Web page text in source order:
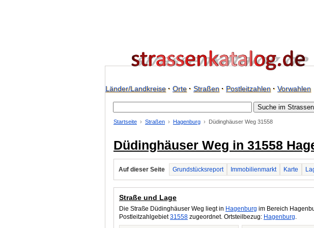
Länder/Landkreise· Orte· Straßen· Postleitzahlen· Vorwahlen
Startseite Straßen Hagenburg Düdinghäuser Weg 31558
Düdinghäuser Weg in 31558
Auf dieser Seite Grundstücksreport Immobilienmarkt Karte
Straße und Lage
Die Straße Düdinghäuser Weg liegt in Hagenburg im Bereich
Postleitzahlgebiet31558 zugeordnet. Ortsteilbezug: Hagenburg.